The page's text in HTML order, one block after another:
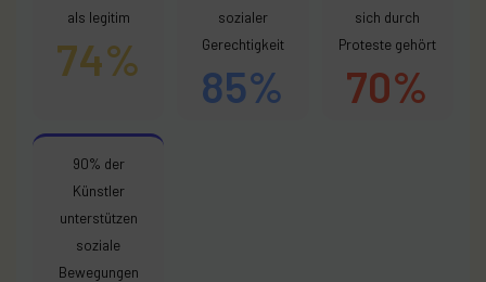
als legitim
74%
sozialer
Gerechtigkeit
85%
sich durch
Proteste gehört
70%
90% der
Künstler
unterstützen
soziale
Bewegungen